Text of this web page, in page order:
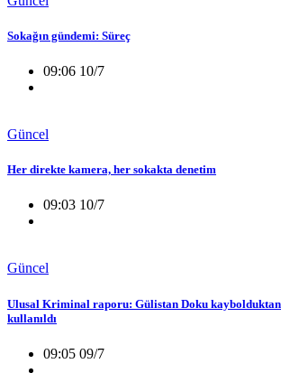
Sokağın gündemi: Süreç
09:06 10/7
Güncel
Her direkte kamera, her sokakta denetim
09:03 10/7
Güncel
Ulusal Kriminal raporu: Gülistan Doku
kullanıldı
09:05 09/7